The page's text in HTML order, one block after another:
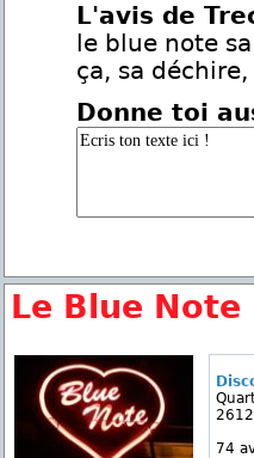
L'avis de
le blue note
ça, sa
Donne toi
Le Blue Note
74